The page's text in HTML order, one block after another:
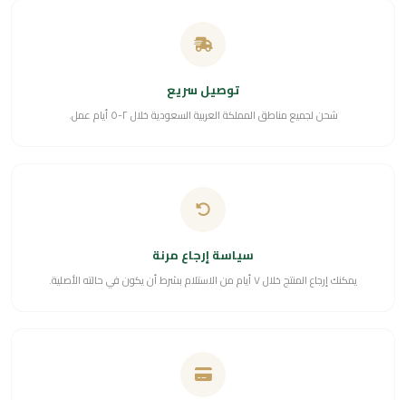
توصيل سريع
شحن لجميع مناطق المملكة العربية السعودية خلال ٢-٥ أيام عمل.
سياسة إرجاع مرنة
يمكنك إرجاع المنتج خلال ٧ أيام من الاستلام بشرط أن يكون في حالته الأصلية.